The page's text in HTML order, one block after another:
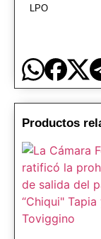
LPO
Productos